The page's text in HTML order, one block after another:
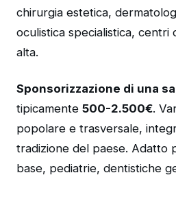
chirurgia estetica,
oculistica specialistica, centri
alta.
Sponsorizzazione di una
tipicamente 500-2.500€.
popolare e trasversale,
tradizione del paese. Adatto
base, pediatrie, dentistiche